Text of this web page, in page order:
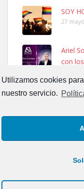
Utilizamos cookies
nuestro servicio.
Adopcion
no la puedo tener. Solo
Leales.org » Gran
SOY
27
Ariel
con